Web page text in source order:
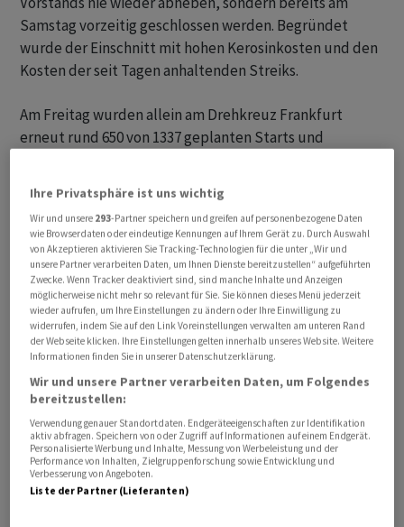
Samstag vorzeitig geschlossen werden. Begründet
wurde der Einschnitt mit hohen Kerosinkosten und den
Kosten der seit Tagen anhaltenden Streiks.
Am Freitag wurden allein am Drehkreuz Frankfurt
erneut rund 650 von 1337 geplanten Starts und
Airlines am Standort, die Annullierungen sind aber zum
grössten Teil auf den Lufthansa-Streik zurückzuführen.
Davon waren auch Verbindungen in die Schweiz
betroffen. Am Flughafen Zürich wurden sechs Abflüge
und ebenso viele Ankünfte von und nach Frankfurt
annulliert, wie eine Sprecherin am Freitag auf Anfrage
der Nachrichtenagentur Keystone-SDA mitteilte. Am
Flughafen Genf seien insgesamt vier Flüge gestrichen
worden. Betroffen war eine Verbindung nach Frankfurt
und eine nach München.
Ihre Privatsphäre ist uns wichtig
Wir und unsere 293-Partner speichern und greifen auf personenbezogene Daten
wie Browserdaten oder eindeutige Kennungen auf Ihrem Gerät zu. Durch Auswahl
von Akzeptieren aktivieren Sie Tracking-Technologien für die unter „Wir und
unsere Partner verarbeiten Daten, um Ihnen Dienste bereitzustellen“ aufgeführten
Zwecke. Wenn Tracker deaktiviert sind, sind manche Inhalte und Anzeigen
möglicherweise nicht mehr so relevant für Sie. Sie können dieses Menü jederzeit
wieder aufrufen, um Ihre Einstellungen zu ändern oder Ihre Einwilligung zu
widerrufen, indem Sie auf den Link Voreinstellungen verwalten am unteren Rand
der Webseite klicken. Ihre Einstellungen gelten innerhalb unseres Website. Weitere
Informationen finden Sie in unserer Datenschutzerklärung.
Wir und unsere Partner verarbeiten Daten, um Folgendes
bereitzustellen:
Verwendung genauer Standortdaten. Endgeräteeigenschaften zur Identifikation
aktiv abfragen. Speichern von oder Zugriff auf Informationen auf einem Endgerät.
Personalisierte Werbung und Inhalte, Messung von Werbeleistung und der
Performance von Inhalten, Zielgruppenforschung sowie Entwicklung und
Verbesserung von Angeboten.
Liste der Partner (Lieferanten)